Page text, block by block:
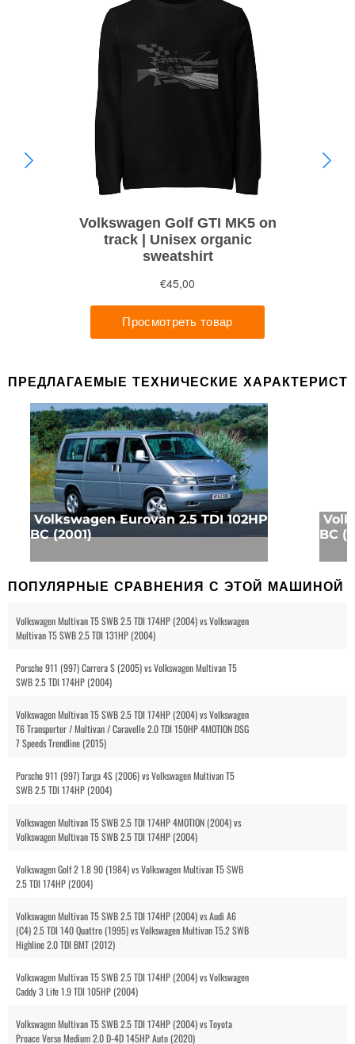
ПРЕДЛАГАЕМЫЕ ТЕХНИЧЕСКИЕ
Volkswagen Eurovan 2.5 TDI 102HP
BC (2001)
BC
ПОПУЛЯРНЫЕ СРАВНЕНИЯ С ЭТОЙ МАШИНОЙ
Volkswagen Multivan T5 SWB 2.5 TDI 174HP (2004) vs Volkswagen
Multivan T5 SWB 2.5 TDI 131HP (2004)
Porsche 911 (997) Carrera S (2005) vs Volkswagen Multivan T5
SWB 2.5 TDI 174HP (2004)
Volkswagen Multivan T5 SWB 2.5 TDI 174HP (2004) vs Volkswagen
T6 Transporter / Multivan / Caravelle 2.0 TDI 150HP 4MOTION DSG
7 Speeds Trendline (2015)
Porsche 911 (997) Targa 4S (2006) vs Volkswagen Multivan T5
SWB 2.5 TDI 174HP (2004)
Volkswagen Multivan T5 SWB 2.5 TDI 174HP 4MOTION (2004) vs
Volkswagen Multivan T5 SWB 2.5 TDI 174HP (2004)
Volkswagen Golf 2 1.8 90 (1984) vs Volkswagen Multivan T5 SWB
2.5 TDI 174HP (2004)
Volkswagen Multivan T5 SWB 2.5 TDI 174HP (2004) vs Audi A6
(C4) 2.5 TDI 140 Quattro (1995) vs Volkswagen Multivan T5.2 SWB
Highline 2.0 TDI BMT (2012)
Volkswagen Multivan T5 SWB 2.5 TDI 174HP (2004) vs Volkswagen
Caddy 3 Life 1.9 TDI 105HP (2004)
Volkswagen Multivan T5 SWB 2.5 TDI 174HP (2004) vs Toyota
Proace Verso Medium 2.0 D-4D 145HP Auto (2020)